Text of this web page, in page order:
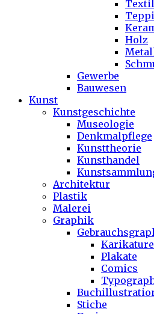
Textil
Holz
Gewerbe
Bauwesen
Kunst
Kunstgeschichte
Museologie
Denkmalpflege
Kunsttheorie
Kunsthandel
Architektur
Plastik
Malerei
Graphik
Plakate
Comics
Stiche